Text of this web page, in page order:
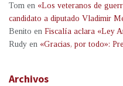
Tom en «Los veteranos de
candidato a diputado Vladimir
Benito en Fiscalía aclara «Ley
Rudy en «Gracias, por todo»:
Archivos